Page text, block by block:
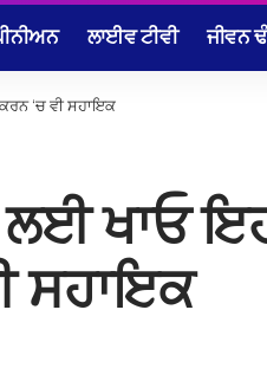
ਲਾਈਵ ਟੀਵੀ ਜੀਵਨ
‘ਚ ਵੀ ਸਹਾਇਕ
ਖਾਓ
ਸਹਾਇਕ